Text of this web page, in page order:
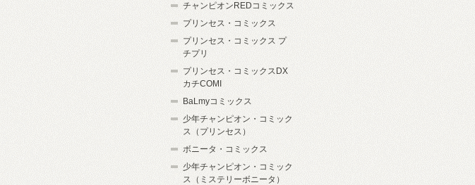
チャンピオンREDコミックス
プリンセス・コミックス
プリンセス・コミックス プ
チプリ
プリンセス・コミックスDX
カチCOMI
BaLmyコミックス
少年チャンピオン・コミック
ス（プリンセス）
ボニータ・コミックス
少年チャンピオン・コミック
ス（ミステリーボニータ）